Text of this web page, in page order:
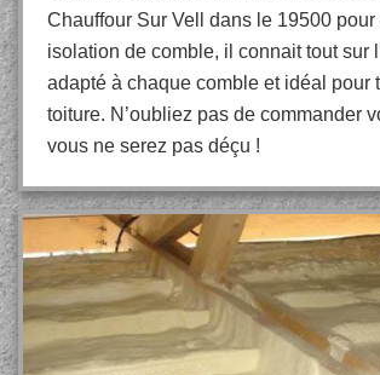
Chauffour Sur Vell dans le 19500 pour
isolation de comble, il connait tout sur
adapté à chaque comble et idéal pour
toiture. N’oubliez pas de commander
vous ne serez pas déçu !